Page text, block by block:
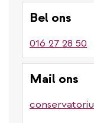
Bel ons
016 27 28 50
Mail ons